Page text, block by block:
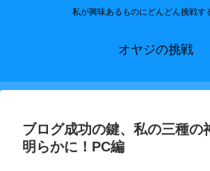
私が興味あるものにどんどん挑戦す
オヤジの挑戦
ブログ成功の鍵、私の三種の
明らかに！PC編